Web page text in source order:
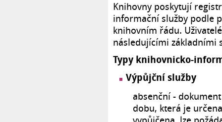
Knihovny poskytují
informační služby podle
knihovním řádu.
následujícími základními
Typy knihovnicko-
Výpůjční služby
absenční -
dobu, která je